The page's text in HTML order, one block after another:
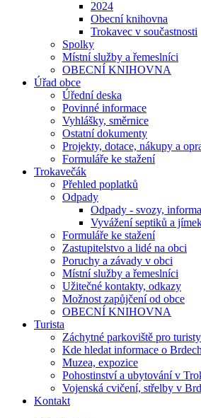
2024
Obecní knihovna
Trokavec v součastnosti
Spolky
Místní služby a řemeslníci
OBECNÍ KNIHOVNA
Úřad obce
Úřední deska
Povinné informace
Vyhlášky, směrnice
Ostatní dokumenty
Projekty, dotace, nákupy a
Formuláře ke stažení
Trokavečák
Přehled poplatků
Odpady
Odpady - svozy,
Vyvážení septiků a
Formuláře ke stažení
Zastupitelstvo a lidé na obci
Poruchy a závady v obci
Místní služby a řemeslníci
Užitečné kontakty, odkazy
Možnost zapůjčení od obce
OBECNÍ KNIHOVNA
Turista
Záchytné parkoviště pro
Kde hledat informace o Brdech
Muzea, expozice
Pohostinství a ubytování v
Vojenská cvičení, střelby v
Kontakt